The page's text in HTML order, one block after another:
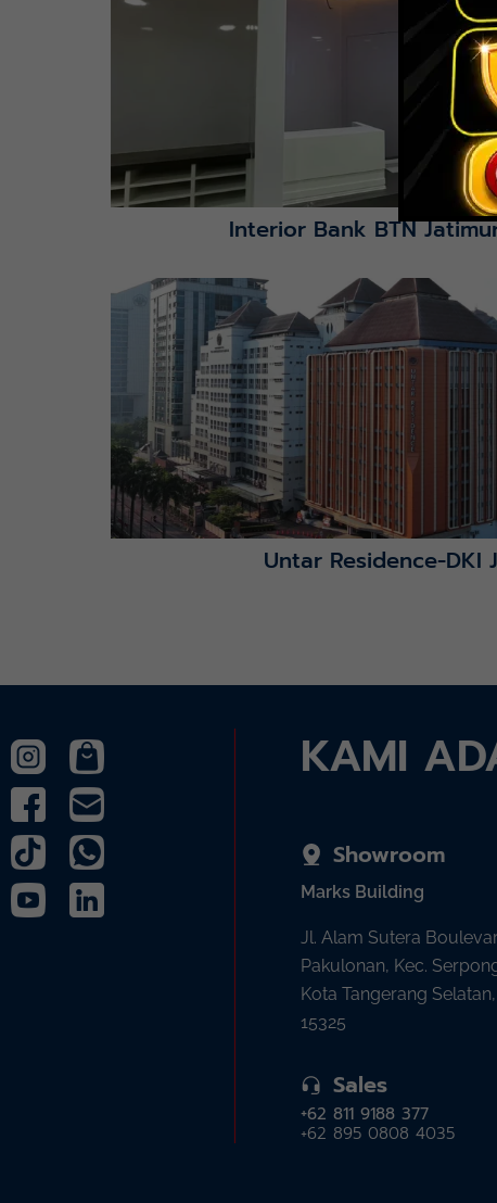
Interior Bank BTN
Lihat Detail Proyek
Untar Residence-DKI
KAMI
Showroom
Marks Building
Jl. Alam Sutera
Pakulonan, Kec.
Kota Tangerang
15325
Sales
+62 811 9188 377
+62 895 0808 4035